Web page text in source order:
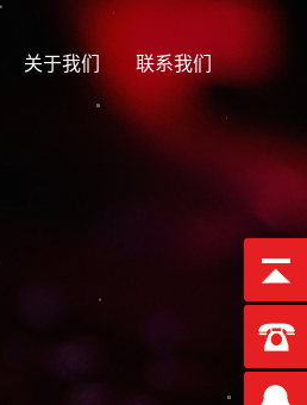
关于我们 联系我们